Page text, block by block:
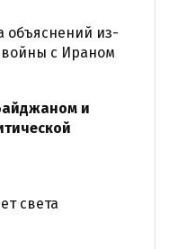
объяснений из-
с Ираном
и
света